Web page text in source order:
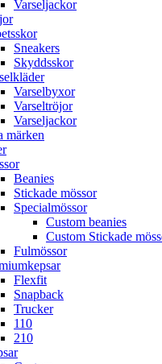
Varseljackor
Sneakers
Skyddsskor
Varselbyxor
Varseltröjor
Varseljackor
märken
Beanies
Stickade mössor
Specialmössor
Custom beanies
Custom Stickade
Fulmössor
Flexfit
Snapback
Trucker
110
210